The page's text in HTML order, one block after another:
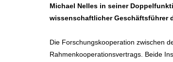
Michael Nelles in seiner
wissenschaftlicher Geschäftsführer
Die Forschungskooperation zwischen
Rahmenkooperationsvertrags. Beide